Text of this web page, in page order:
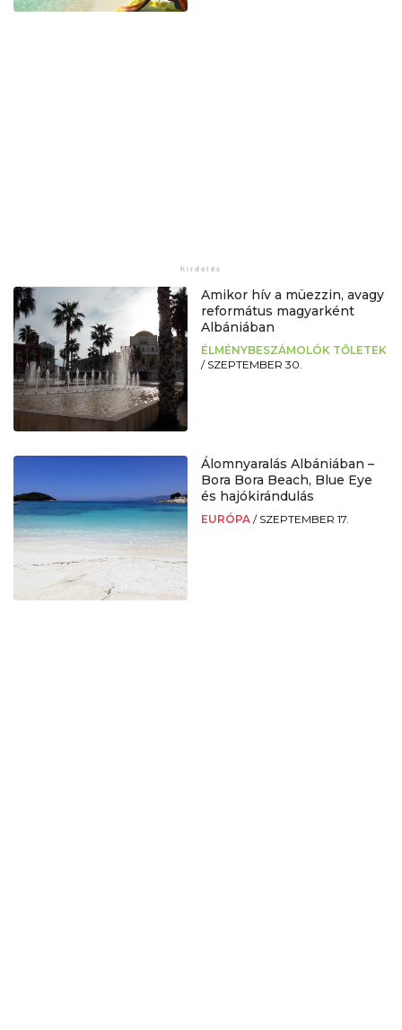
Amikor hív a müezzin, avagy
református magyarként
Albániában
ÉLMÉNYBESZÁMOLÓK TŐLETEK
/ SZEPTEMBER 30.
Álomnyaralás Albániában –
Bora Bora Beach, Blue Eye
és hajókirándulás
EURÓPA / SZEPTEMBER 17.